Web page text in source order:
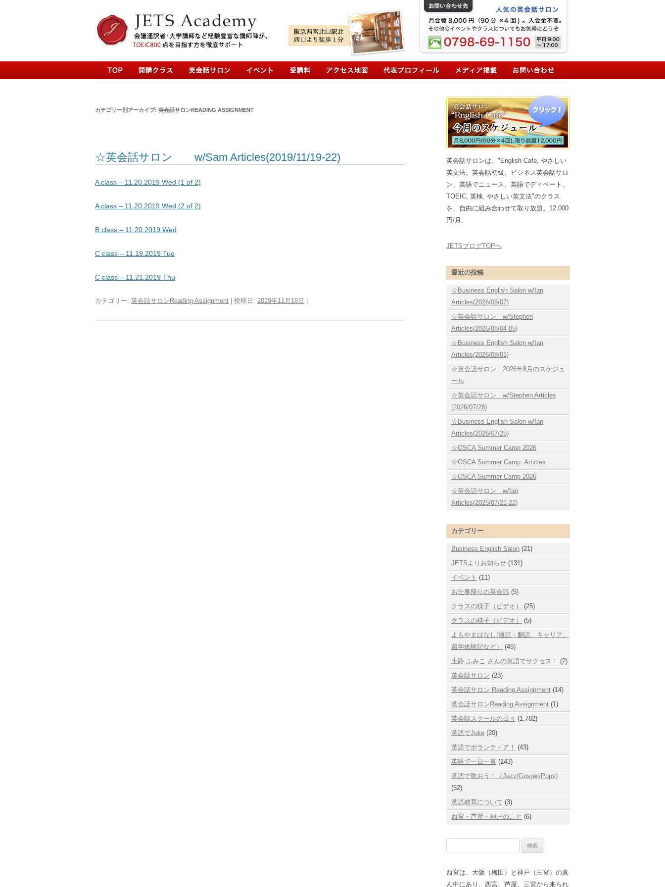
コンテンツへ移動
カテゴリー別アーカイブ: 英会話サロンREADING ASSIGNMENT
☆英会話サロン w/Sam Articles(2019/11/19-22)
A class – 11.20.2019 Wed (1 of 2)
A class – 11.20.2019 Wed (2 of 2)
B class – 11.20.2019 Wed
C class – 11.19.2019 Tue
C class – 11.21.2019 Thu
カテゴリー: 英会話サロンReading Assignment | 投稿日: 2019年11月18日
英会話サロンは、"English Cafe, やさしい
英文法、英会話初級、ビシネス英会話サロ
ン、英語でニュース、英語でディベート、
TOEIC, 英検, やさしい英文法"のクラス
を、自由に組み合わせて取り放題。12,000
円/月。
JETSブログTOPへ
最近の投稿
☆Business English Salon w/Ian
Articles(2026/08/07)
☆英会話サロン w/Stephen
Articles(2026/08/04-05)
☆Business English Salon w/Ian
Articles(2026/08/01)
☆英会話サロン 2026年8月のスケジュ
ール
☆英会話サロン w/Stephen Articles
(2026/07/28)
☆Business English Salon w/Ian
Articles(2026/07/25)
☆OSCA Summer Camp 2026
☆OSCA Summer Camp. Articles
☆OSCA Summer Camp 2026
☆英会話サロン w/Ian
Articles(2025/07/21-22)
カテゴリー
Business English Salon (21)
JETSよりお知らせ (131)
イベント (11)
お仕事帰りの英会話 (5)
クラスの様子（ビデオ）
(25)
クラスの様子（ビデオ）
(5)
よもやまばなし(通訳・翻訳、キャリア、
留学体験記など）
(45)
土路 ふみこ さんの英語でサクセス！
(2)
英会話サロン (23)
英会話サロン Reading Assignment (14)
英会話サロンReading Assignment (1)
英会話スクールの日々 (1,782)
英語でJoke (20)
英語でボランティア！
(43)
英語で一日一言 (243)
英語で歌おう！（Jazz/Gospel/Pops)
(52)
英語教育について (3)
西宮・芦屋・神戸のこと (6)
西宮は、大阪（梅田）と神戸（三宮）の真
ん中にあり、西宮、芦屋、三宮から来られ